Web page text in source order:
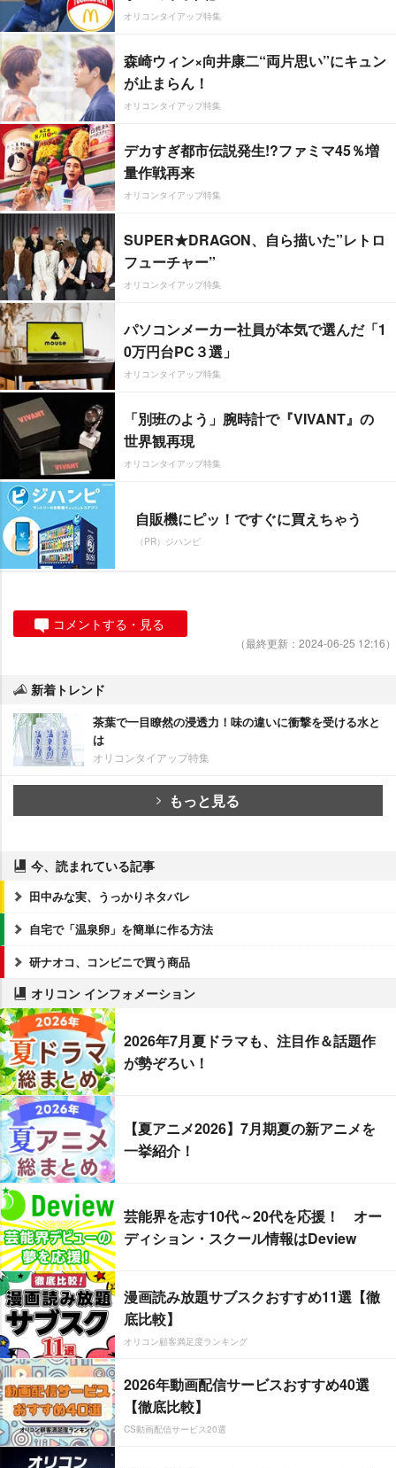
オリコンタイアップ特集
森崎ウィン×向井康二“両片思い”にキュン
が止まらん！
オリコンタイアップ特集
デカすぎ都市伝説発生!?ファミマ45％増
量作戦再来
オリコンタイアップ特集
SUPER★DRAGON、自ら描いた”レトロ
フューチャー”
オリコンタイアップ特集
パソコンメーカー社員が本気で選んだ「1
0万円台PC３選」
オリコンタイアップ特集
「別班のよう」腕時計で『VIVANT』の
世界観再現
オリコンタイアップ特集
自販機にピッ！ですぐに買えちゃう
（PR）ジハンピ
コメントする・見る
（最終更新：2024-06-25 12:16）
新着トレンド
茶葉で一目瞭然の浸透力！味の違いに衝撃を受ける水と
は
オリコンタイアップ特集
もっと見る
今、読まれている記事
田中みな実、うっかりネタバレ
自宅で「温泉卵」を簡単に作る方法
研ナオコ、コンビニで買う商品
オリコン インフォメーション
2026年7月夏ドラマも、注目作＆話題作
が勢ぞろい！
【夏アニメ2026】7月期夏の新アニメを
一挙紹介！
芸能界を志す10代～20代を応援！ オー
ディション・スクール情報はDeview
漫画読み放題サブスクおすすめ11選【徹
底比較】
オリコン顧客満足度ランキング
2026年動画配信サービスおすすめ40選
【徹底比較】
CS動画配信サービス20選